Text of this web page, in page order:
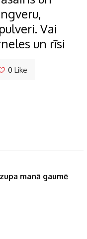
Vai
un rīsi
0 Like
manā gaumē